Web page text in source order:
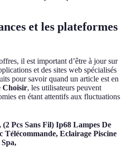
et les plateformes
il est important d’être à jour sur
et des sites web spécialisés
pour savoir quand un article est en
Choisir, les utilisateurs peuvent
en étant attentifs aux fluctuations
Pcs Sans Fil) Ip68 Lampes De
Eclairage Piscine